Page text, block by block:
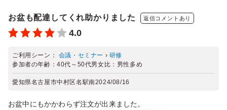
お盆も配達してくれ助かりました 返信コメントあり
4.0
ご利用シーン： 会議・セミナー › 研修
参加者の年齢：40代～50代男女比： 男性多め
愛知県名古屋市中村区名駅南2024/08/16
お盆中にもかかわらず注文が出来ました。